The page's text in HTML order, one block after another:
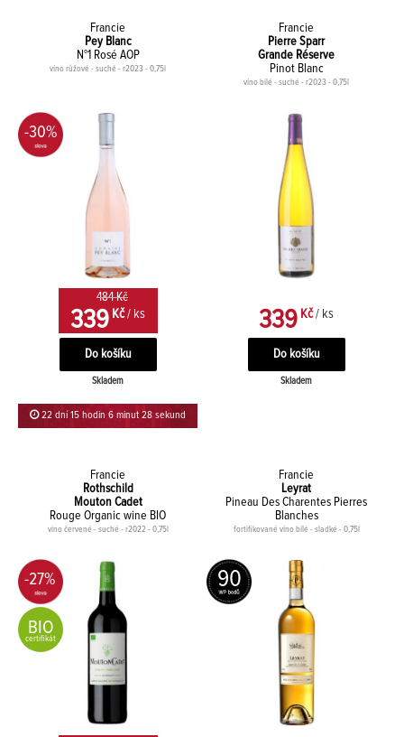
Francie
Pey Blanc
N°1 Rosé AOP
víno růžové - suché - r2023 - 0,75l
-30%
484 Kč
339 Kč / ks
Skladem
22 dní 15 hodin 6 minut 27 sekund
Francie
Pierre Sparr
Grande Réserve
Pinot Blanc
víno bílé - suché - r2023 - 0,75l
339 Kč / ks
Skladem
Francie
Rothschild
Mouton Cadet
Rouge Organic wine BIO
víno červené - suché - r2022 - 0,75l
-27%
BIO
certifikát
Francie
Leyrat
Pineau Des Charentes Pierres
Blanches
fortifikované víno bílé - sladké - 0,75l
90